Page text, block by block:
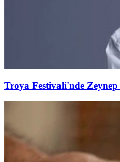
Troya Festivali'nde Zeynep